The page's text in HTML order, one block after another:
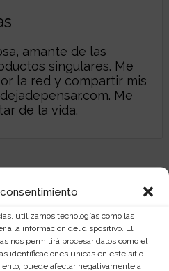
utilizamos tecnologías como las
a la información del dispositivo. El
nos permitirá procesar datos como el
identificaciones únicas en este sitio.
puede afectar negativamente a
amante de las
singulares. Me
la red y compartir mis
dejadepensar.com. Me
de la vida.